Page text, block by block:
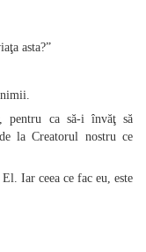
asta?”
pentru ca să‑i învăţ să
la Creatorul nostru ce
Iar ceea ce fac eu, este